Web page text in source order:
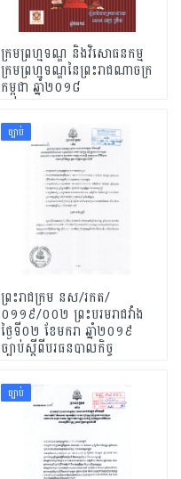
ក្រមព្រហ្មទណ្ឌ និងវិសោធនកម្ម
ក្រមព្រហ្មទណ្ឌនៃព្រះរាជណាចក្រ
កម្ពុជា ឆ្នាំ២០១៨
ច្បាប់
ព្រះរាជក្រម នស/រកត/
០១១៩/០០២ ព្រះបរមរាជវាំង​
ថ្ងៃទី០២ ខែមករា ឆ្នាំ២០១៩
ច្បាប់ស្តីពីបរធនបាលកិច្ច
ច្បាប់